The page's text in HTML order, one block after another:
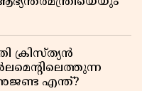
ക്രിസ്ത്യൻ
അജണ്ട എന്ത്?